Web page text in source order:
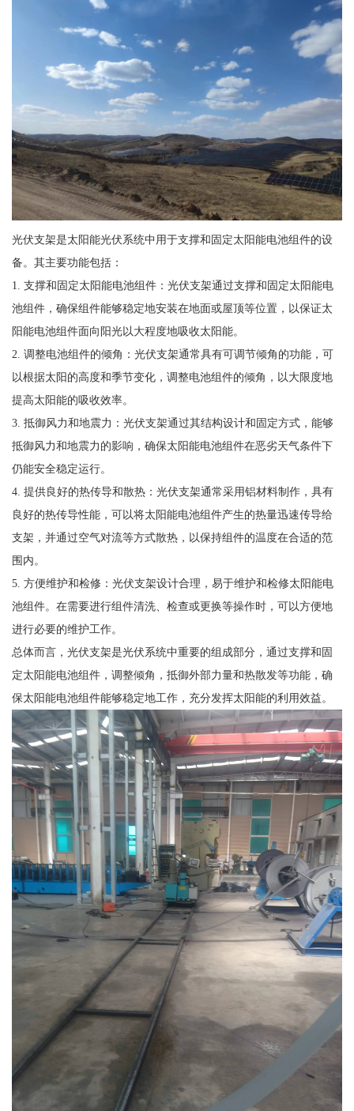
光伏支架是太阳能光伏系统中用于支撑和固定太阳能电池组件的设
备。其主要功能包括：
1. 支撑和固定太阳能电池组件：光伏支架通过支撑和固定太阳能电
池组件，确保组件能够稳定地安装在地面或屋顶等位置，以保证太
阳能电池组件面向阳光以大程度地吸收太阳能。
2. 调整电池组件的倾角：光伏支架通常具有可调节倾角的功能，可
以根据太阳的高度和季节变化，调整电池组件的倾角，以大限度地
提高太阳能的吸收效率。
3. 抵御风力和地震力：光伏支架通过其结构设计和固定方式，能够
抵御风力和地震力的影响，确保太阳能电池组件在恶劣天气条件下
仍能安全稳定运行。
4. 提供良好的热传导和散热：光伏支架通常采用铝材料制作，具有
良好的热传导性能，可以将太阳能电池组件产生的热量迅速传导给
支架，并通过空气对流等方式散热，以保持组件的温度在合适的范
围内。
5. 方便维护和检修：光伏支架设计合理，易于维护和检修太阳能电
池组件。在需要进行组件清洗、检查或更换等操作时，可以方便地
进行必要的维护工作。
总体而言，光伏支架是光伏系统中重要的组成部分，通过支撑和固
定太阳能电池组件，调整倾角，抵御外部力量和热散发等功能，确
保太阳能电池组件能够稳定地工作，充分发挥太阳能的利用效益。